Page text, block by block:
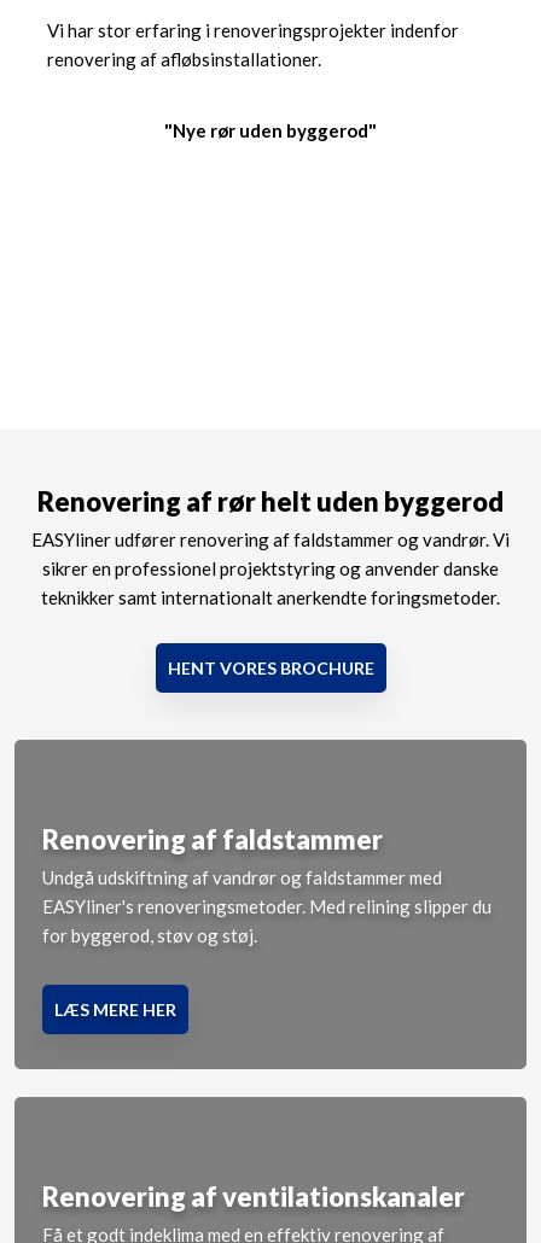
Vi har stor erfaring i renoveringsprojekter indenfor
renovering af afløbsinstallationer.
"Nye rør uden byggerod"
Renovering af rør helt uden byggerod
EASYliner udfører renovering af faldstammer og vandrør. Vi
sikrer en professionel projektstyring og anvender danske
teknikker samt internationalt anerkendte foringsmetoder.
HENT VORES BROCHURE
​Renovering af faldstammer
Undgå udskiftning af vandrør og faldstammer med
EASYliner's renoveringsmetoder. Med relining slipper du
for byggerod, støv og støj.
LÆS MERE HER
Renovering af ventilationskanaler
Få et godt indeklima med en effektiv renovering af